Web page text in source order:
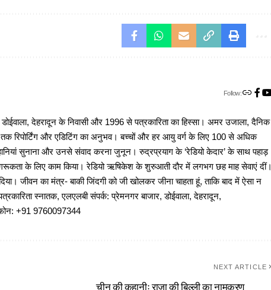
Follow:
देहरादून के निवासी और 1996 से पत्रकारिता का हिस्सा। अमर उजाला, दैनिक
तक रिपोर्टिंग और एडिटिंग का अनुभव। बच्चों और हर आयु वर्ग के लिए 100 से अधिक
सुनाना और उनसे संवाद करना जुनून। रुद्रप्रयाग के ‘रेडियो केदार’ के साथ पहाड़
के लिए काम किया। रेडियो ऋषिकेश के शुरुआती दौर में लगभग छह माह सेवाएं दीं।
जीवन का मंत्र- बाकी जिंदगी को जी खोलकर जीना चाहता हूं, ताकि बाद में ऐसा न
स्नातक, एलएलबी संपर्क: प्रेमनगर बाजार, डोईवाला, देहरादून,
+91 9760097344
NEXT ARTICLE
चीन की कहानीः राजा की बिल्ली का नामकरण